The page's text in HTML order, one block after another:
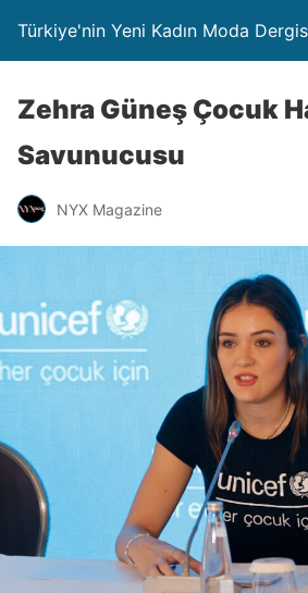
Türkiye'nin Yeni Kadın Moda
Zehra Güneş Çocuk
Savunucusu
NYX Magazine